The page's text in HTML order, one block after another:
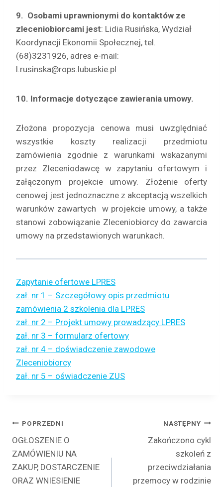
9. Osobami uprawnionymi do kontaktów ze
zleceniobiorcami jest: Lidia Rusińska, Wydział
Koordynacji Ekonomii Społecznej, tel.
(68)3231926, adres e-mail:
l.rusinska@rops.lubuskie.pl
10. Informacje dotyczące zawierania umowy.
Złożona propozycja cenowa musi uwzględniać
wszystkie koszty realizacji przedmiotu
zamówienia zgodnie z warunkami wskazanymi
przez Zleceniodawcę w zapytaniu ofertowym i
załączonym projekcie umowy. Złożenie oferty
cenowej jest jednoznaczne z akceptacją wszelkich
warunków zawartych w projekcie umowy, a także
stanowi zobowiązanie Zleceniobiorcy do zawarcia
umowy na przedstawionych warunkach.
Zapytanie ofertowe LPRES
zał. nr 1 – Szczegółowy opis przedmiotu
zamówienia 2 szkolenia dla LPRES
zał. nr 2 – Projekt umowy prowadzący LPRES
zał. nr 3 – formularz ofertowy
zał. nr 4 – doświadczenie zawodowe
Zleceniobiorcy
zał. nr 5 – oświadczenie ZUS
Nawigacja
wpisu
POPRZEDNI
OGŁOSZENIE O
ZAMÓWIENIU NA
ZAKUP, DOSTARCZENIE
ORAZ WNIESIENIE
NASTĘPNY
Zakończono cykl
szkoleń z
przeciwdziałania
przemocy w rodzinie